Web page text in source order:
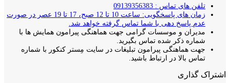
تلفن های تماس : 09139356383
زمان های پاسخگویی: ساعت 10 تا 12 صبح، 17 تا 19 عصر در صورت
عدم پاسخ دهی با شما تماس گرفته خواهد شد.
مدیران و موسسات گرامی جهت هماهنگی پیرامون همایش ها با
شماره ذکر شده تماس بگیرید.
جهت هماهنگی پیرامون تبلیغات در سایت مِستر کنکور با شماره
تماس بالا در ارتباط باشید.
اشتراک گذاری